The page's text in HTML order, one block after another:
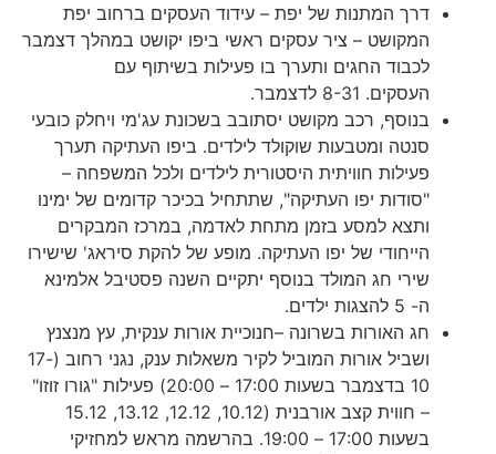
דרך המתנות של יפת – עידוד העסקים ברחוב יפת
המקושט – ציר עסקים ראשי ביפו יקושט במהלך דצמבר
לכבוד החגים ותערך בו פעילות בשיתוף עם
העסקים. 8-31 לדצמבר.
בנוסף, רכב מקושט יסתובב בשכונת עג'מי ויחלק כובעי
סנטה ומטבעות שוקולד לילדים. ביפו העתיקה תערך
פעילות חוויתית היסטורית לילדים ולכל המשפחה –
"סודות יפו העתיקה", שתתחיל בכיכר קדומים של ימינו
ותצא למסע בזמן מתחת לאדמה, במרכז המבקרים
הייחודי של יפו העתיקה. מופע של להקת סיראג' שישירו
שירי חג המולד בנוסף יתקיים השנה פסטיבל אלמינא
ה- 5 להצגות ילדים.
חג האורות בשרונה –חנוכיית אורות ענקית, עץ מנצנץ
ושביל אורות המוביל לקיר משאלות ענק, נגני רחוב (17-
10 בדצמבר בשעות 17:00 – 20:00) פעילות "גורו זוזו"
– חווית קצב אורבנית (10.12, 12.12, 13.12, 15.12
בשעות 17:00 – 19:00. בהרשמה מראש למחזיקי